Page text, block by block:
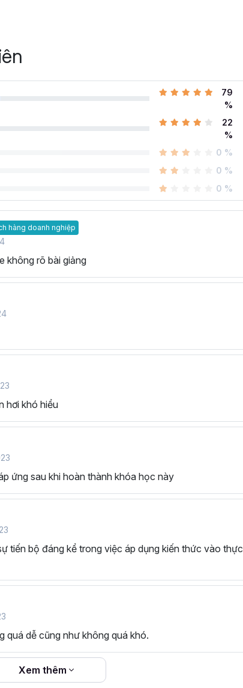
79
%
22
%
0 %
0 %
0 %
hàng doanh nghiệp
không rõ bài giảng
hơi khó hiểu
ứng sau khi hoàn thành khóa học này
tiến bộ đáng kể trong việc áp dụng kiến thức vào thực
quá dễ cũng như không quá khó.
Xem thêm